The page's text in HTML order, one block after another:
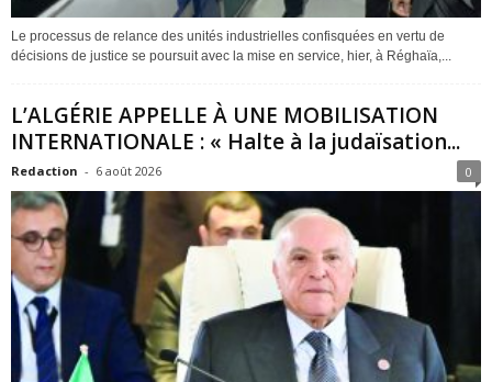
Le processus de relance des unités industrielles confisquées en vertu de
décisions de justice se poursuit avec la mise en service, hier, à Réghaïa,...
L’ALGÉRIE APPELLE À UNE MOBILISATION
INTERNATIONALE : « Halte à la judaïsation...
Redaction - 6 août 2026 0